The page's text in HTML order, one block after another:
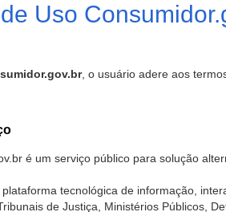
Uso
, o usuário adere aos
é um serviço público para solução
tecnológica de informação,
de Justiça, Ministérios Públicos,